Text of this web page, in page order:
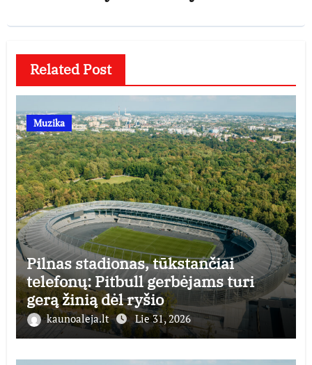
Related Post
Muzika
Pilnas stadionas, tūkstančiai
telefonų: Pitbull gerbėjams turi
gerą žinią dėl ryšio
kaunoaleja.lt Lie 31, 2026